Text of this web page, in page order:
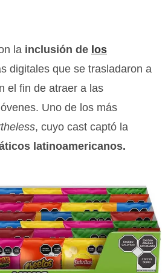
la inclusión de los
digitales que se trasladaron a
el fin de atraer a las
Uno de los más
, cuyo cast captó la
latinoamericanos.